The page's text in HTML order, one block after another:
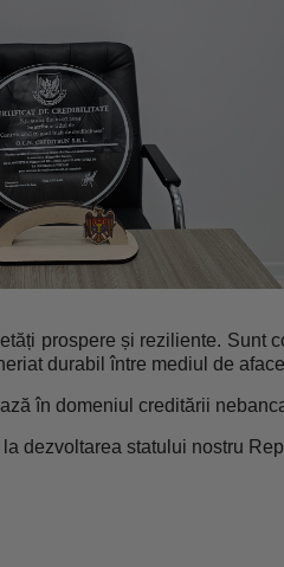
prospere și reziliente. Sunt
durabil între mediul de
în domeniul creditării
dezvoltarea statului nostru